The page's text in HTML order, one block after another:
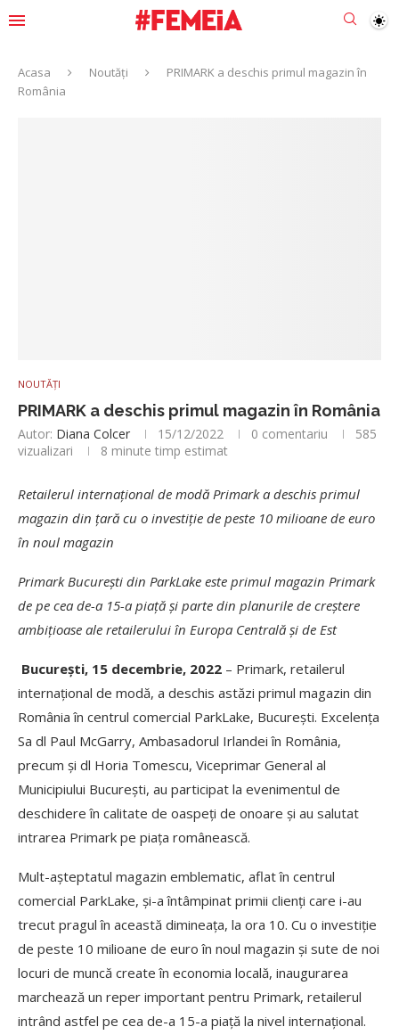
Acasa Noutăți
PRIMARK a deschis primul magazin în
România
NOUTĂȚI
PRIMARK a deschis primul magazin în România
Autor: Diana Colcer 15/12/2022 0 comentariu
585
vizualizari
8 minute timp estimat
Retailerul internațional de modă Primark a deschis primul
magazin din țară cu o investiție de peste 10 milioane de euro
în noul magazin
Primark București din ParkLake este primul magazin Primark
de pe cea de-a 15-a piață și parte din planurile de creștere
ambițioase ale retailerului în Europa Centrală și de Est
București, 15 decembrie, 2022 – Primark, retailerul
internațional de modă, a deschis astăzi primul magazin din
România în centrul comercial ParkLake, București. Excelența
Sa dl Paul McGarry, Ambasadorul Irlandei în România,
precum și dl Horia Tomescu, Viceprimar General al
Municipiului București, au participat la evenimentul de
deschidere în calitate de oaspeți de onoare și au salutat
intrarea Primark pe piața românească.
Mult-așteptatul magazin emblematic, aflat în centrul
comercial ParkLake, și-a întâmpinat primii clienți care i-au
trecut pragul în această dimineața, la ora 10. Cu o investiție
de peste 10 milioane de euro în noul magazin și sute de noi
locuri de muncă create în economia locală, inaugurarea
marchează un reper important pentru Primark, retailerul
intrând astfel pe cea de-a 15-a piață la nivel internațional.